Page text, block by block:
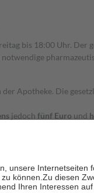
bis 18:00 Uhr. Der
Apotheke. Die
jedoch fünf Euro und
der Familie zu